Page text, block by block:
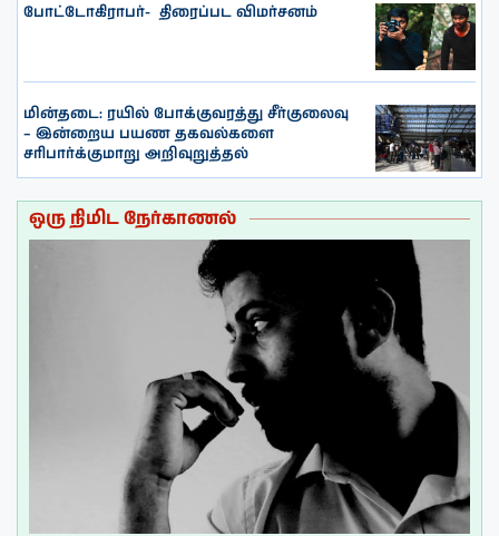
போட்டோகிராபர்- ‌ திரைப்பட விமர்சனம்
மின்தடை: ரயில் போக்குவரத்து சீர்குலைவு
– இன்றைய பயண தகவல்களை
சரிபார்க்குமாறு அறிவுறுத்தல்
ஒரு நிமிட நேர்காணல்